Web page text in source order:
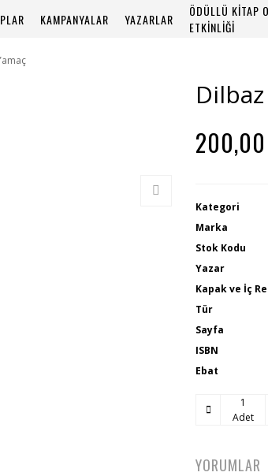
KAMPANYALAR YAZARLAR
ÖDÜLLÜ KİTAP
ETKİNLİĞİ
Kategori
Marka
Stok Kodu
Yazar
Kapak ve İç
Tür
Sayfa
ISBN
Ebat
Adet
YORUMLAR